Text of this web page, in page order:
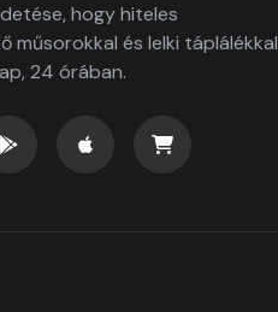
hogy hiteles
műsorokkal és lelki táplálékkal
24 órában.